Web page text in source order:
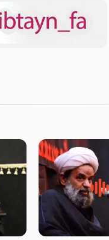
های جگر امام
السلام-حجت
به